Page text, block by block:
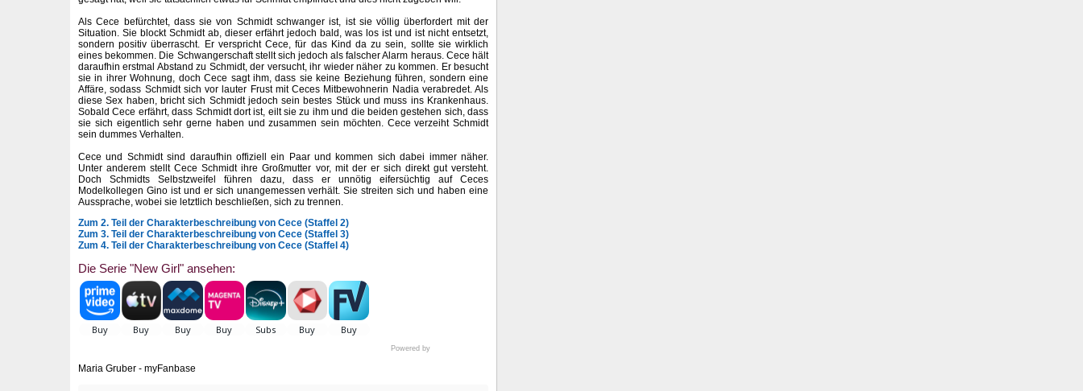
Als Cece befürchtet, dass sie von Schmidt schwanger ist, ist sie völlig überfordert mit der
Situation. Sie blockt Schmidt ab, dieser erfährt jedoch bald, was los ist und ist nicht entsetzt,
sondern positiv überrascht. Er verspricht Cece, für das Kind da zu sein, sollte sie wirklich
eines bekommen. Die Schwangerschaft stellt sich jedoch als falscher Alarm heraus. Cece hält
daraufhin erstmal Abstand zu Schmidt, der versucht, ihr wieder näher zu kommen. Er besucht
sie in ihrer Wohnung, doch Cece sagt ihm, dass sie keine Beziehung führen, sondern eine
Affäre, sodass Schmidt sich vor lauter Frust mit Ceces Mitbewohnerin Nadia verabredet. Als
diese Sex haben, bricht sich Schmidt jedoch sein bestes Stück und muss ins Krankenhaus.
Sobald Cece erfährt, dass Schmidt dort ist, eilt sie zu ihm und die beiden gestehen sich, dass
sie sich eigentlich sehr gerne haben und zusammen sein möchten. Cece verzeiht Schmidt
sein dummes Verhalten.
Cece und Schmidt sind daraufhin offiziell ein Paar und kommen sich dabei immer näher.
Unter anderem stellt Cece Schmidt ihre Großmutter vor, mit der er sich direkt gut versteht.
Doch Schmidts Selbstzweifel führen dazu, dass er unnötig eifersüchtig auf Ceces
Modelkollegen Gino ist und er sich unangemessen verhält. Sie streiten sich und haben eine
Aussprache, wobei sie letztlich beschließen, sich zu trennen.
Zum 2. Teil der Charakterbeschreibung von Cece (Staffel 2)
Zum 3. Teil der Charakterbeschreibung von Cece (Staffel 3)
Zum 4. Teil der Charakterbeschreibung von Cece (Staffel 4)
Die Serie "New Girl" ansehen:
Powered by
Maria Gruber - myFanbase